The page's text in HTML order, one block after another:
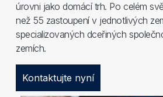
úrovni jako domácí trh. Po celém
než 55 zastoupení v jednotlivých
specializovaných dceřiných
zemích.